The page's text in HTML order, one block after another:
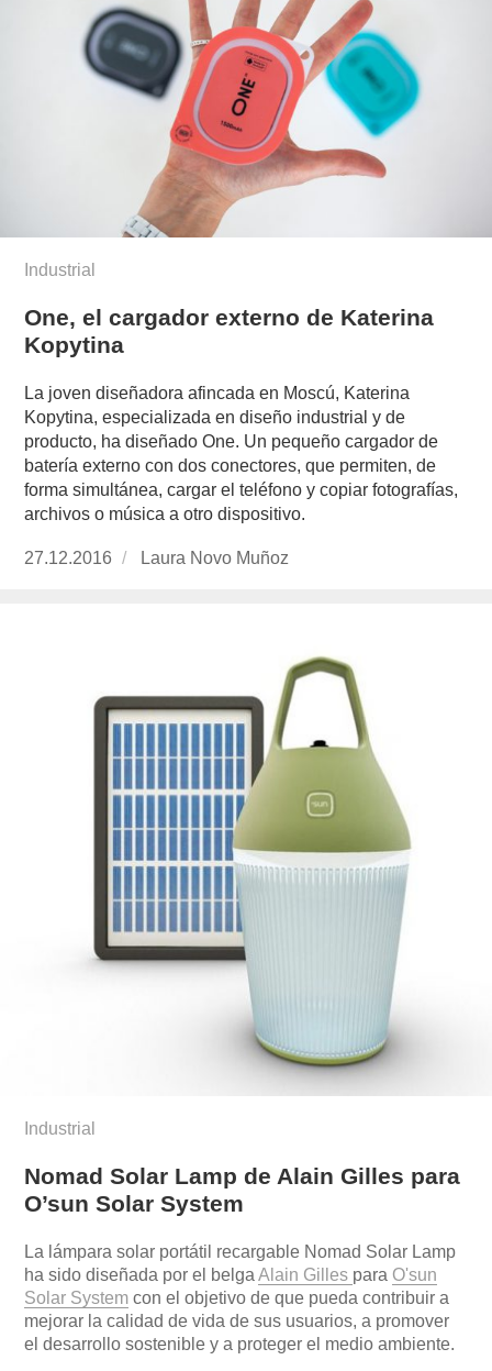
Industrial
One, el cargador externo de Katerina
Kopytina
La joven diseñadora afincada en Moscú, Katerina
Kopytina, especializada en diseño industrial y de
producto, ha diseñado One. Un pequeño cargador de
batería externo con dos conectores, que permiten, de
forma simultánea, cargar el teléfono y copiar fotografías,
archivos o música a otro dispositivo.
Publicado
27.12.2016
https://www.experimenta.es/author/laura-
Laura Novo Muñoz
Industrial
Nomad Solar Lamp de Alain Gilles para
O’sun Solar System
La lámpara solar portátil recargable Nomad Solar Lamp
ha sido diseñada por el belgaAlain Gilles para O'sun
Solar System con el objetivo de que pueda contribuir a
mejorar la calidad de vida de sus usuarios, a promover
el desarrollo sostenible y a proteger el medio ambiente.